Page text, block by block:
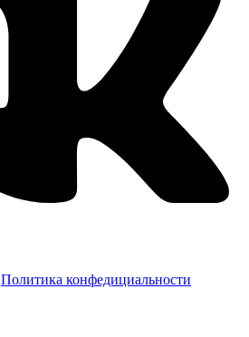
Политика конфедициальности